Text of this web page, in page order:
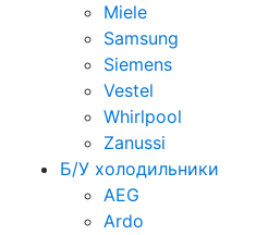
Miele
Samsung
Siemens
Vestel
Whirlpool
Zanussi
Б/У холодильники
AEG
Ardo